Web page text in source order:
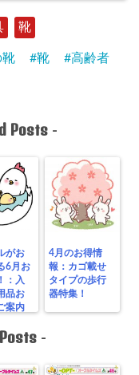
靴
靴 靴 高齢者
Posts-
がお
6月お
：入
品お
案内
4月のお得情
報：カゴ載せ
タイプの歩行
器特集！
-